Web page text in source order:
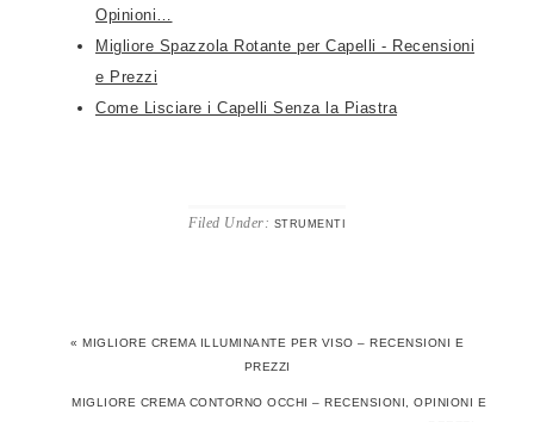
Opinioni…
Migliore Spazzola Rotante per Capelli - Recensioni
e Prezzi
Come Lisciare i Capelli Senza la Piastra
Filed Under: STRUMENTI
« MIGLIORE CREMA ILLUMINANTE PER VISO – RECENSIONI E
PREZZI
MIGLIORE CREMA CONTORNO OCCHI – RECENSIONI, OPINIONI E